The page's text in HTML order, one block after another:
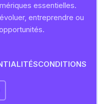
essentielles.
entreprendre ou
CONDITIONS